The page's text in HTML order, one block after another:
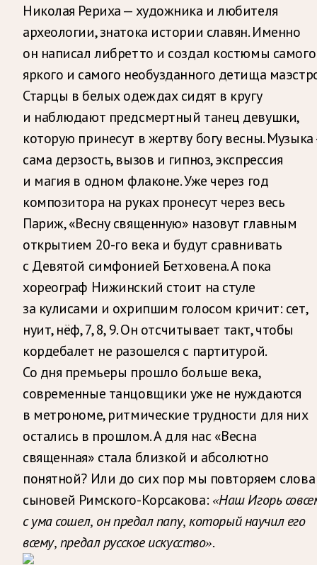
Николая Рериха — художника и любителя
археологии, знатока истории славян. Именно
он написал либретто и создал костюмы самого
яркого и самого необузданного детища
Старцы в белых одеждах сидят в кругу
и наблюдают предсмертный танец девушки,
которую принесут в жертву богу весны.
сама дерзость, вызов и гипноз, экспрессия
и магия в одном флаконе. Уже через год
композитора на руках пронесут через весь
Париж, «Весну священную» назовут главным
открытием 20-го века и будут сравнивать
с Девятой симфонией Бетховена. А пока
хореограф Нижинский стоит на стуле
за кулисами и охрипшим голосом кричит: сет,
нуит, нёф, 7, 8, 9. Он отсчитывает такт, чтобы
кордебалет не разошелся с партитурой.
Со дня премьеры прошло больше века,
современные танцовщики уже не нуждаются
в метрономе, ритмические трудности для них
остались в прошлом. А для нас «Весна
священная» стала близкой и абсолютно
понятной? Или до сих пор мы повторяем слова
сыновей Римского-Корсакова: «Наш Игорь
с ума сошел, он предал папу, который научил его
всему, предал русское искусство».